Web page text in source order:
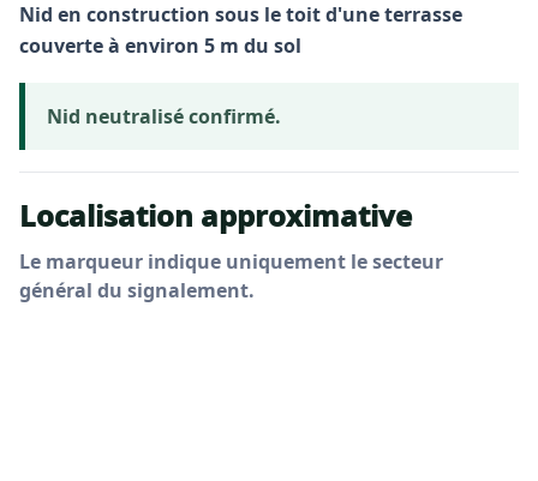
Nid en construction sous le toit d'une terrasse
couverte à environ 5 m du sol
Nid neutralisé confirmé.
Localisation approximative
Le marqueur indique uniquement le secteur
général du signalement.